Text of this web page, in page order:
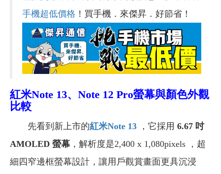
手機超低價格 ！買手機．來傑昇．好節省！
紅米Note 13、Note 12 Pro螢幕與顏色外觀
比較
先看到新上市的紅米Note 13 ，它採用 6.67 吋
AMOLED 螢幕 ，解析度是2,400 x 1,080pixels ，超
細四窄邊框螢幕設計，讓用戶觀賞畫面更具沉浸